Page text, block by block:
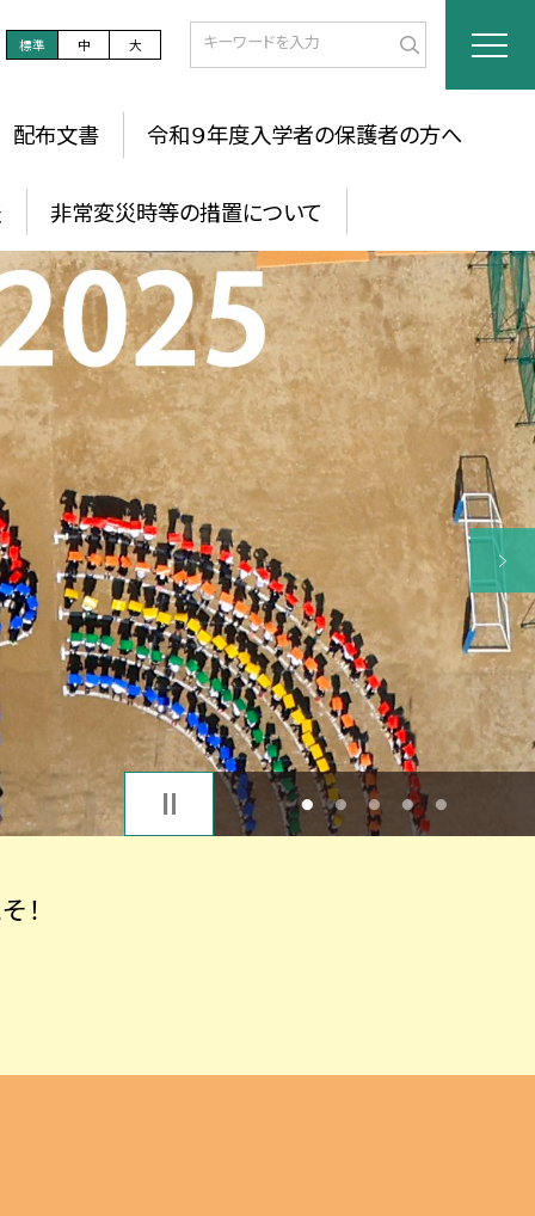
標準 中 大
配布文書 令和９年度入学者の保護者の方へ
非常変災時等の措置について
1 2 3 4 5
！